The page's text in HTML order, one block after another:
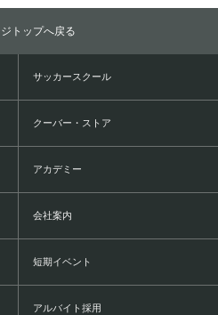
トップへ戻る
サッカースクール
クーバー・ストア
アカデミー
会社案内
短期イベント
アルバイト採用